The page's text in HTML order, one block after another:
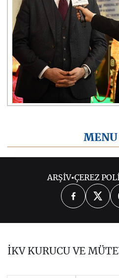
MENU
2026 2025
2023
ARŞİV•ÇEREZ
İKV KURUCU VE